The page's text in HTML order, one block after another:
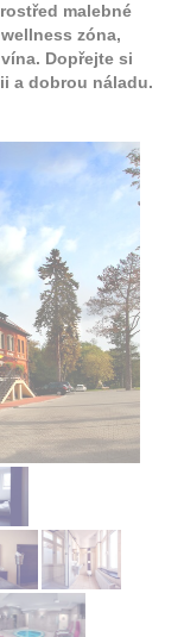
malebné
zóna,
Dopřejte si
a dobrou náladu.